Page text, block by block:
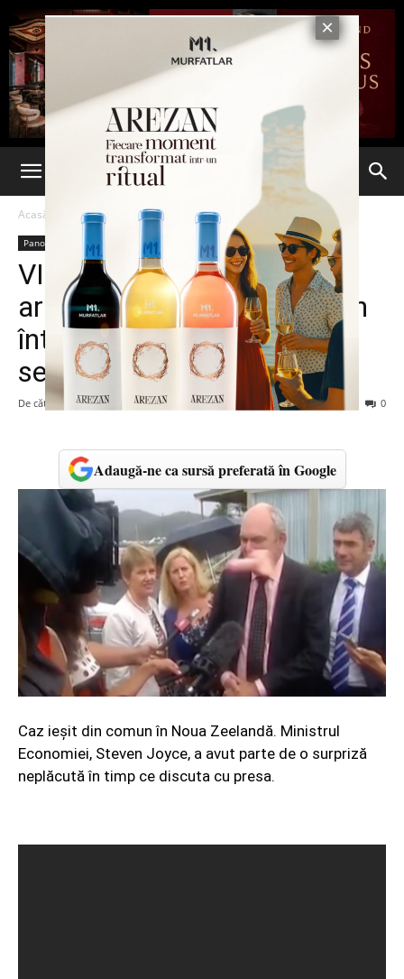
Acasă Panorama
Panorama
VIDEO. O protestatară a
aruncat cu un obiect obscen
într-un demnitar! Jucăria
sexuală i-a nimerit în gură
De către 5 februarie 2016 0
Adaugă-ne ca sursă preferată în Google
Caz ieşit din comun în Noua Zeelandă. Ministrul
Economiei, Steven Joyce, a avut parte de o surpriză
neplăcută în timp ce discuta cu presa.